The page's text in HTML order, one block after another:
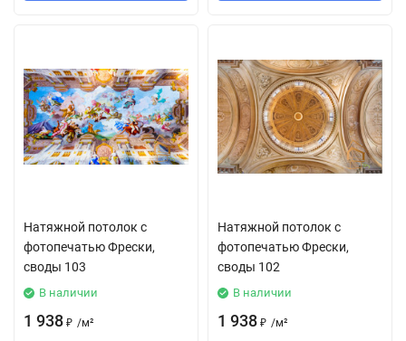
Натяжной потолок с
фотопечатью Фрески,
своды 103
В наличии
1 938 ₽ /м²
Натяжной потолок с
фотопечатью Фрески,
своды 102
В наличии
1 938 ₽ /м²